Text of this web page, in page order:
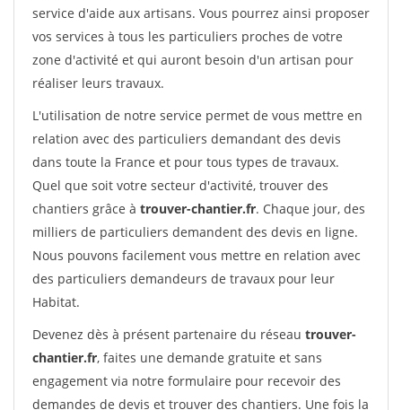
service d'aide aux artisans. Vous pourrez ainsi proposer
vos services à tous les particuliers proches de votre
zone d'activité et qui auront besoin d'un artisan pour
réaliser leurs travaux.
L'utilisation de notre service permet de vous mettre en
relation avec des particuliers demandant des devis
dans toute la France et pour tous types de travaux.
Quel que soit votre secteur d'activité, trouver des
chantiers grâce à trouver-chantier.fr. Chaque jour, des
milliers de particuliers demandent des devis en ligne.
Nous pouvons facilement vous mettre en relation avec
des particuliers demandeurs de travaux pour leur
Habitat.
Devenez dès à présent partenaire du réseau trouver-
chantier.fr, faites une demande gratuite et sans
engagement via notre formulaire pour recevoir des
demandes de devis et trouver des chantiers. Une fois la